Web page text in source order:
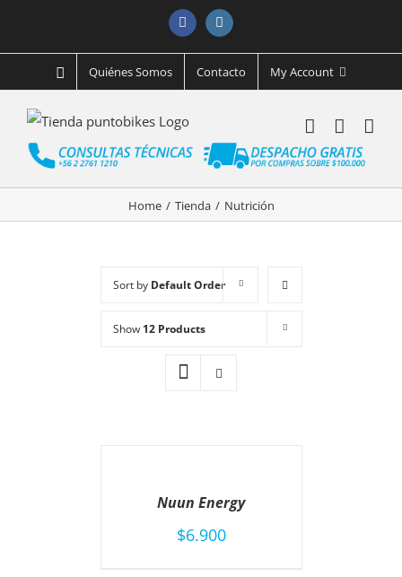
FacebookInstagram
Quiénes Somos Contacto My Account
Home / Tienda / Nutrición
Sort by Default Order
Show 12 Products
Nuun Energy
$6.900